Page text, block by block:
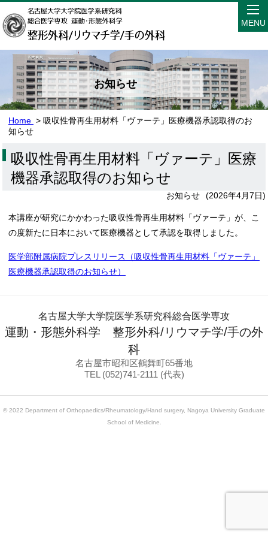
MENU
お知らせ
Home > 吸収性骨再生用材料「ヴァーテ」医療機器承認取得のお
知らせ
吸収性骨再生用材料「ヴァーテ」医療
機器承認取得のお知らせ
お知らせ (2026年4月7日)
本講座が研究にかかわった吸収性骨再生用材料「ヴァーテ」が、こ
の度新たに日本において医療機器として承認を取得しました。
医学部附属病院プレスリリース（吸収性骨再生用材料「ヴァーテ」
医療機器承認取得のお知らせ）
名古屋大学大学院医学系研究科総合医学専攻
運動・形態外科学 整形外科/リウマチ学/手の外
科
名古屋市昭和区鶴舞町65番地
TEL (052)741-2111 (代表)
© 2022 Department of Orthopaedics/Rheumatology/Hand surgery, Nagoya University Graduate
School of Medicine.